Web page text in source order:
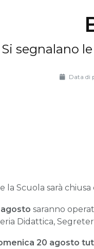
Si segnalano
Data di
la Scuola sarà chiusa
agosto saranno
Didattica,
20 agosto